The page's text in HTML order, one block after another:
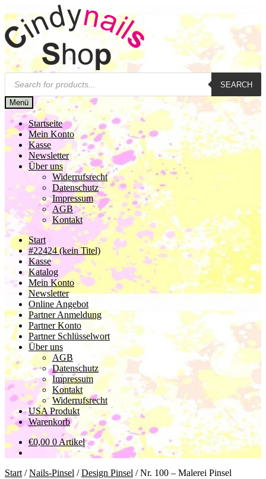
Navigation
springen
Inhalt
springen
Products
search
SEARCH
Menü
Startseite
Mein Konto
Kasse
Newsletter
Über uns
Widerrufsrecht
Datenschutz
Impressum
AGB
Kontakt
Start
#22424 (kein Titel)
Kasse
Katalog
Mein Konto
Newsletter
Online Angebot
Partner Anmeldung
Partner Konto
Partner Schlüsselwort
Über uns
AGB
Datenschutz
Impressum
Kontakt
Widerrufsrecht
USA Produkt
Warenkorb
€0,00 0 Artikel
Start /Nails-Pinsel /Design Pinsel /Nr. 100 – Malerei Pinsel